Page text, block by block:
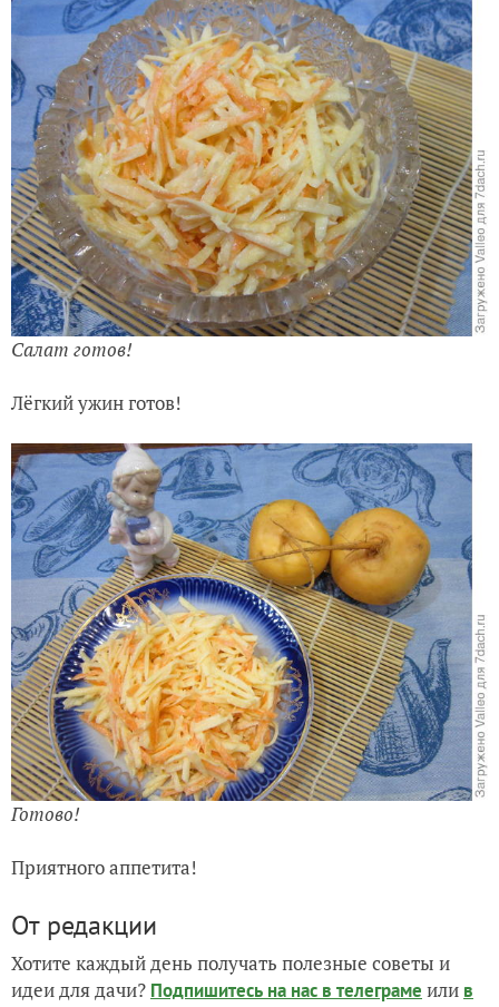
Салат готов!
Лёгкий ужин готов!
Готово!
Приятного аппетита!
От редакции
Хотите каждый день получать полезные советы и
идеи для дачи? Подпишитесь на нас в телеграме или в